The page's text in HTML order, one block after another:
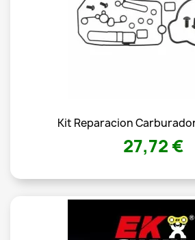
Kit Reparacion Carburador
27,72 €